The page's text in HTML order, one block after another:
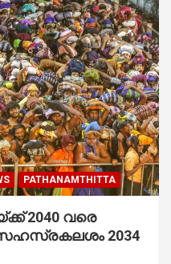
PATHANAMTHITTA
2040 വരെ
2034